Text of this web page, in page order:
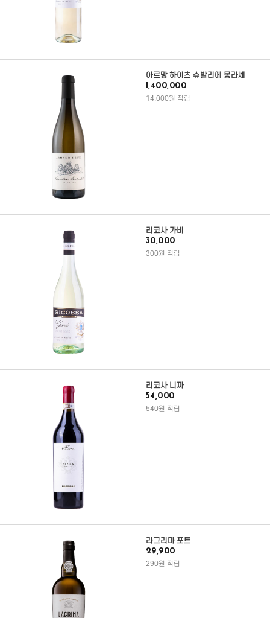
아르망 하이츠 슈발리에 몽라셰
1,400,000
14,000원 적립
리코사 가비
30,000
300원 적립
리코사 니짜
54,000
540원 적립
라그리마 포트
29,900
290원 적립